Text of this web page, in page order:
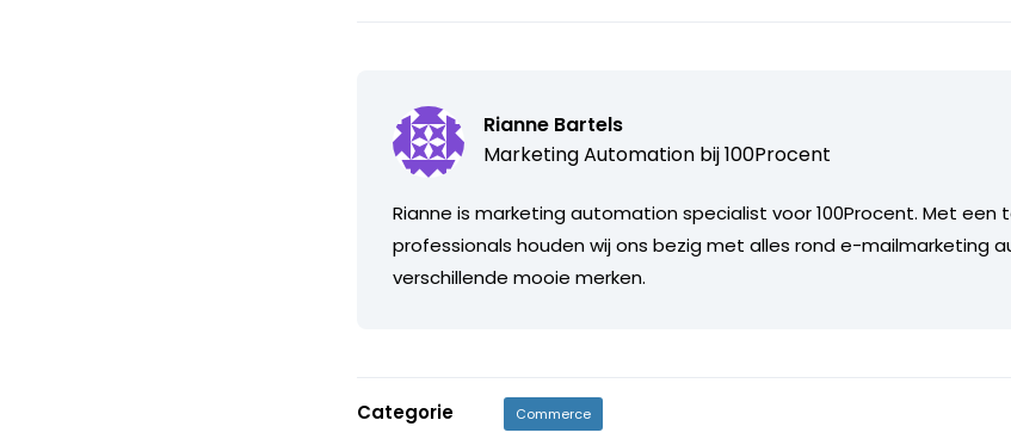
Rianne Bartels
Marketing Automation bij100Procent
Rianne is marketing automation specialist voor 100Procent. Met een
professionals houden wij ons bezig met alles rond e-mailmarketing
verschillende mooie merken.
Categorie Commerce